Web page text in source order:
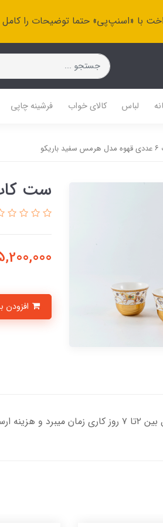
با «اسنپ‌پی» حتما توضیحات را کامل
لباس کالای خواب فرشینه چاپی
ست کاپ ۶ عددی قهوه مدل هرمس
می باشد.